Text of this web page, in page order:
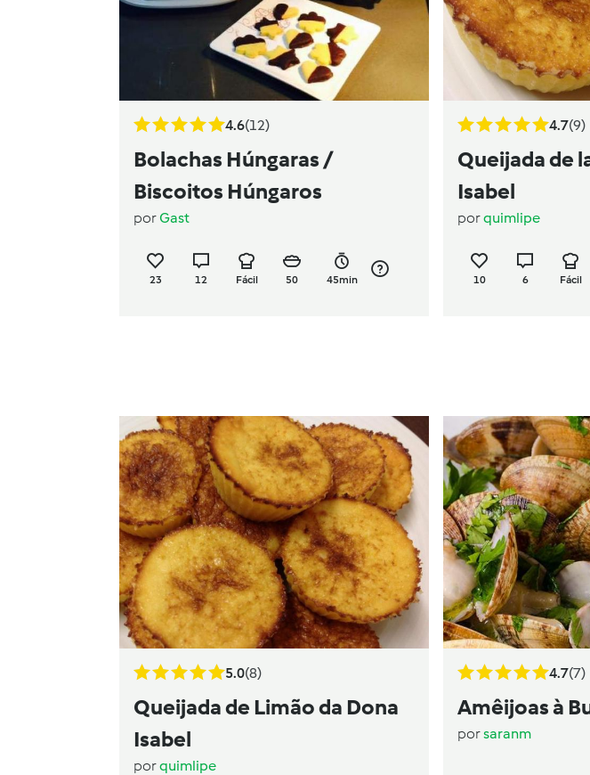
4.6(12)
Bolachas Húngaras /
Biscoitos Húngaros
porGast
23 12 Fácil 50 45min
4.7(9)
Queijada de
Isabel
porquimlipe
10 6 Fácil
5.0(8)
Queijada de Limão da Dona
Isabel
porquimlipe
4.7(7)
Amêijoas à
porsaranm